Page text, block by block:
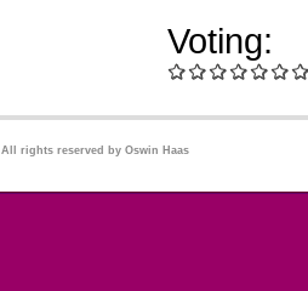
Voting:
All rights reserved by Oswin Haas